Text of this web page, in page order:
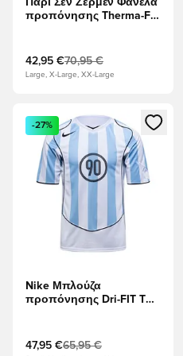
προπόνησης Therma-FIT
Χακί
42,95 €70,95 €
Large, X-Large, XX-Large
Ανοίγει ένα Modal για να
-27%
Nike Μπλούζα
προπόνησης Dri-FIT T90
μαύρο
47,95 €65,95 €